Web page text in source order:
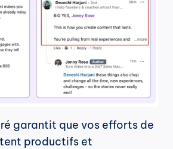
garantit que vos efforts de
productifs et